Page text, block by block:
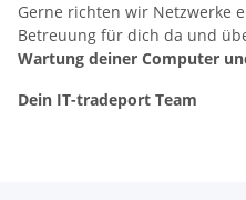
Gerne richten wir Netzwerke
Betreuung für dich da und
Wartung deiner Computer
Dein IT-tradeport Team